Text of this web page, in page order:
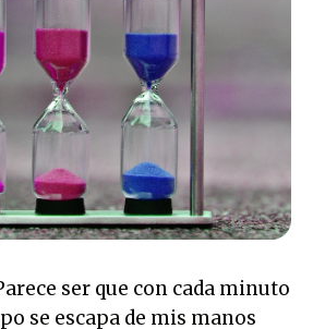
ser que con cada minuto
se escapa de mis manos